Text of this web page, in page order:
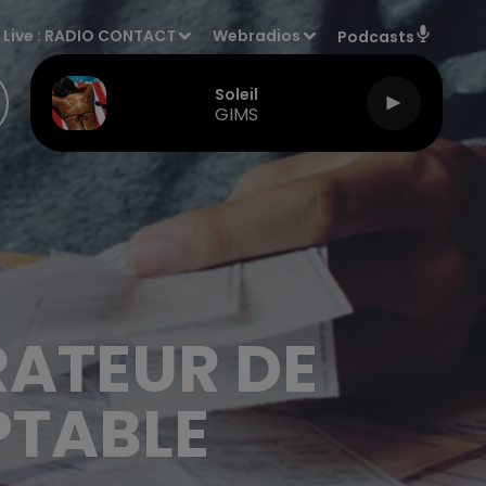
Live : RADIO CONTACT Webradios Podcasts
Soleil
GIMS
DE